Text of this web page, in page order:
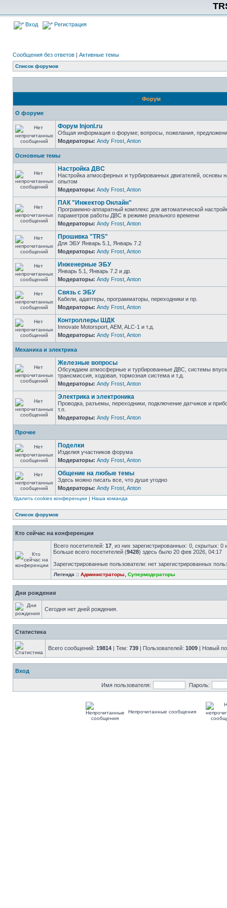
Вход Регистрация
Сообщения без ответов | Активные темы
Список форумов
Форум
О форуме
Форум Injonl.ru
Общая информация о форуме; вопросы, пожелания,
Модераторы: Andy Frost Anton
Основные темы
Настройка ДВС
Настройка атмосферных и турбированных двигателей, основы
опытом
Модераторы: Andy Frost Anton
ПАК "Инжектор Онлайн"
Программно-аппаратный комплекс для автоматической
параметров работы ДВС в режиме реального времени
Модераторы: Andy Frost Anton
Прошивка "TRS"
Для ЭБУ Январь 5.1, Январь 7.2
Модераторы: Andy Frost Anton
Инженерные ЭБУ
Январь 5.1, Январь 7.2 и др.
Модераторы: Andy Frost Anton
Связь с ЭБУ
Кабели, адаптеры, программаторы, переходники и пр.
Модераторы: Andy Frost Anton
Контроллеры ШДК
Innovate Motorsport, AEM, ALC-1 и т.д.
Модераторы: Andy Frost Anton
Механика и электрика
Железные вопросы
Обсуждаем атмосферные и турбированные ДВС, системы
трансмиссия, ходовая, тормозная система и т.д.
Модераторы: Andy Frost Anton
Электрика и электроника
Проводка, разъемы, переходники, подключение датчиков и
т.п.
Модераторы: Andy Frost Anton
Прочее
Поделки
Изделия участников форума
Модераторы: Andy Frost Anton
Общение на любые темы
Здесь можно писать все, что душе угодно
Модераторы: Andy Frost Anton
Удалить cookies конференции | Наша команда
Список форумов
Кто сейчас на конференции
Всего посетителей: 17 , из них зарегистрированных: 0, скрытых:
Больше всего посетителей (9428) здесь было 20 фев 2026, 04:17
Зарегистрированные пользователи: нет зарегистрированных
Легенда :: Администраторы Супермодераторы
Дни рождения
Сегодня нет дней рождения.
Статистика
Всего сообщений: 19814 | Тем: 739 | Пользователей: 1009 | Новый
Вход
Имя пользователя: Пароль:
Непрочитанные сообщения